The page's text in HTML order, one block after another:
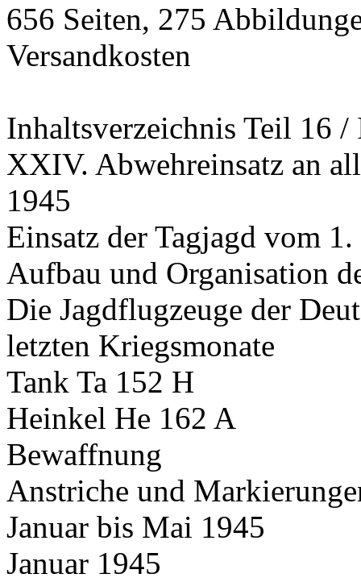
656 Seiten, 275
Versandkosten
Inhaltsverzeichnis Teil 16 /
XXIV. Abwehreinsatz an
1945
Einsatz der Tagjagd vom
Aufbau und Organisation
Die Jagdflugzeuge der
letzten Kriegsmonate
Tank Ta 152 H
Heinkel He 162 A
Bewaffnung
Anstriche und
Januar bis Mai 1945
Januar 1945